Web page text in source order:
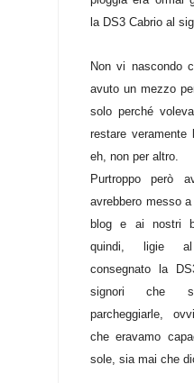
la DS3 Cabrio al
Non vi nascondo
avuto un mezzo
solo perché
restare
eh, non per altro.
Purtroppo però
avrebbero messo
blog e ai nostri
quindi, ligie al
consegnato la
signori che
parcheggiarle,
che eravamo
sole, sia mai che